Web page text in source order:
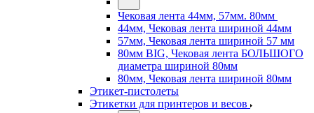
Чековая лента 44мм, 57мм. 80мм
44мм, Чековая лента шириной 44мм
57мм, Чековая лента шириной 57 мм
80мм BIG, Чековая лента БОЛЬШОГО
диаметра шириной 80мм
80мм, Чековая лента шириной 80мм
Этикет-пистолеты
Этикетки для принтеров и весов